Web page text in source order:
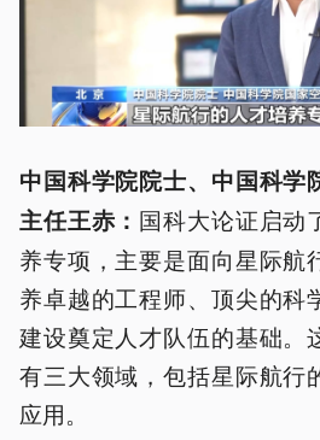
中国科学院院士、中国科学
主任王赤： 国科大论证启动
养专项，主要是面向星际航
养卓越的工程师、顶尖的科
建设奠定人才队伍的基础。
有三大领域，包括星际航行
应用。